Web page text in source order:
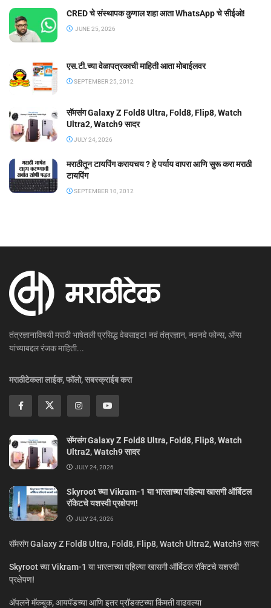
CRED चे संस्थापक कुणाल शहा आता WhatsApp चे सीईओ!
JUNE 25, 2026
एस.टी.च्या वेळापत्रकाची माहिती आता मोबाईलवर
SEPTEMBER 25, 2012
सॅमसंग Galaxy Z Fold8 Ultra, Fold8, Flip8, Watch
Ultra2, Watch9 सादर
JULY 24, 2026
मराठीतून टायपिंग करायचय ? हे पर्याय वापरा आणि सुरू करा मराठी
टायपिंग
SEPTEMBER 10, 2012
तंत्रज्ञानाविषयी मराठी भाषेतली प्रसिद्ध वेबसाइट! नवं तंत्रज्ञान, नवनवे फोन्स, ॲप्स
यांच्याबद्दल रंजक माहिती...
मराठीटेकला लाईक, फॉलो, सबस्क्राईब करा
सॅमसंग Galaxy Z Fold8 Ultra, Fold8, Flip8, Watch
Ultra2, Watch9 सादर
JULY 24, 2026
Skyroot च्या Vikram-1 या भारताच्या पहिल्या खासगी ऑर्बिटल
रॉकेटचे यशस्वी प्रक्षेपण!
JULY 24, 2026
सॅमसंग Galaxy Z Fold8 Ultra, Fold8, Flip8, Watch Ultra2, Watch9 सादर
Skyroot च्या Vikram-1 या भारताच्या पहिल्या खासगी ऑर्बिटल रॉकेटचे यशस्वी
प्रक्षेपण!
ॲपलने मॅकबुक, आयपॅडच्या आणि इतर प्रॉडक्टच्या किंमती वाढवल्या